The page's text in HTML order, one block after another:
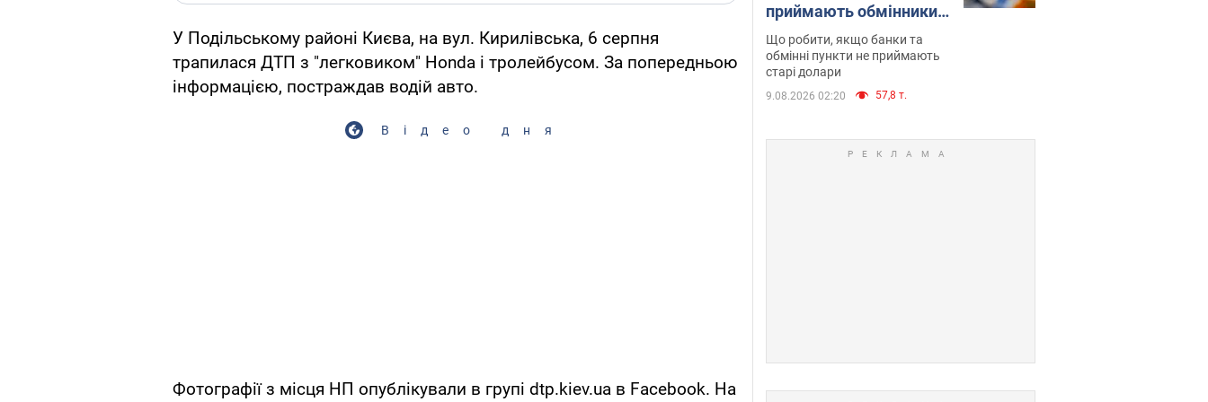
У Подільському районі Києва, на вул. Кирилівська, 6 серпня
трапилася ДТП з "легковиком" Honda і тролейбусом. За попередньою
інформацією, постраждав водій авто.
Відео дня
Фотографії з місця НП опублікували в групі dtp.kiev.ua в Facebook. На
приймають обмінники
та банки такі купюри
Що робити, якщо банки та
обмінні пункти не приймають
старі долари
9.08.2026 02:20 57,8 т.